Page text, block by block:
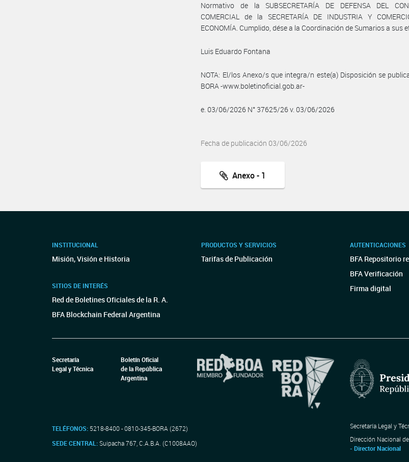
Normativo de la SUBSECRETARÍA DE DEFENSA DEL
COMERCIAL de la SECRETARÍA DE INDUSTRIA Y
ECONOMÍA. Cumplido, dése a la Coordinación de Sumarios a sus
Luis Eduardo Fontana
NOTA: El/los Anexo/s que integra/n este(a) Disposición se
BORA -www.boletinoficial.gob.ar-
e. 03/06/2026 N° 37625/26 v. 03/06/2026
Fecha de publicación 03/06/2026
Anexo - 1
INSTITUCIONAL
Misión, Visión e Historia
SITIOS DE INTERÉS
Red de Boletines Oficiales de la R. A.
BFA Blockchain Federal Argentina
PRODUCTOS Y SERVICIOS
Tarifas de Publicación
AUTENTICACIONES
BFA Repositorio
BFA Verificación
Firma digital
Secretaría
Legal y Técnica
Boletín Oficial
de la República
Argentina
TELÉFONOS: 5218-8400 - 0810-345-BORA (2672)
SEDE CENTRAL:Suipacha 767, C.A.B.A. (C1008AAO)
Secretaría Legal y
Dirección Nacional
- Director Nacional